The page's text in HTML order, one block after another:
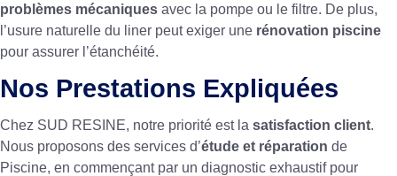
problèmes mécaniques avec la pompe ou le filtre. De plus,
l’usure naturelle du liner peut exiger une rénovation piscine
pour assurer l’étanchéité.
Nos Prestations Expliquées
Chez SUD RESINE, notre priorité est la satisfaction client.
Nous proposons des services d’étude et réparation de
Piscine, en commençant par un diagnostic exhaustif pour